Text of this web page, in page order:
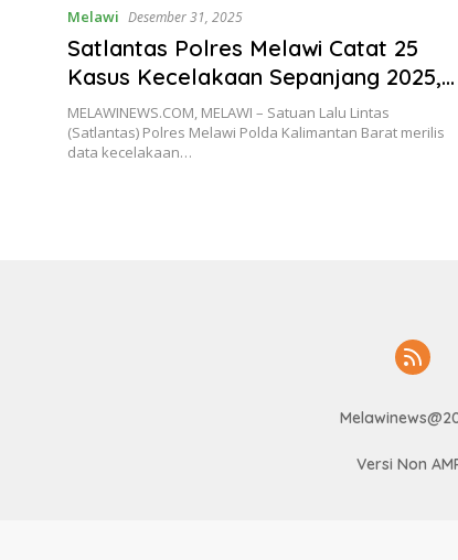
Melawi Desember 31, 2025
Satlantas Polres Melawi Catat 25
Kasus Kecelakaan Sepanjang 2025,
14 Orang Meninggal Dunia
MELAWINEWS.COM, MELAWI – Satuan Lalu Lintas
(Satlantas) Polres Melawi Polda Kalimantan Barat merilis
data kecelakaan…
Versi Non